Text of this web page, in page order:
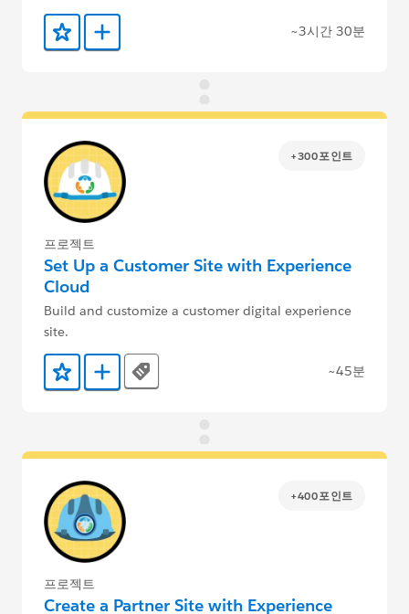
즐겨찾기에 추가
Trailmix에 추가 ~3시간 30분
+300포인트
프로젝트
Set Up a Customer Site with Experience
Cloud
Build and customize a customer digital experience
site.
즐겨찾기에 추가
Trailmix에 추가
Tags ~45분
+400포인트
프로젝트
Create a Partner Site with Experience